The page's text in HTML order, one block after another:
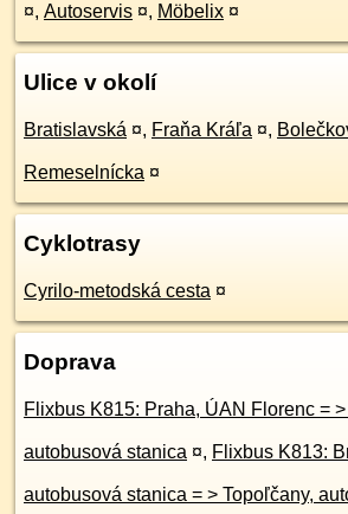
¤, Autoservis ¤, Möbelix ¤
Ulice v okolí
Bratislavská ¤, Fraňa Kráľa ¤,
Remeselnícka ¤
Cyklotrasy
Cyrilo-metodská cesta ¤
Doprava
Flixbus K815: Praha, ÚAN Florenc = > Banská Bystrica,
autobusová stanica ¤, Flixbus K813:
autobusová stanica = > Topoľčany, autobusová stanica